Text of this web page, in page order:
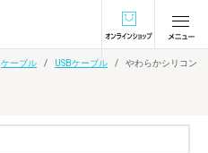
オンラインショ
ケーブル USBケーブル
やわらかシリコン